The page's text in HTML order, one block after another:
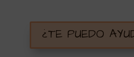
¿TE PUEDO